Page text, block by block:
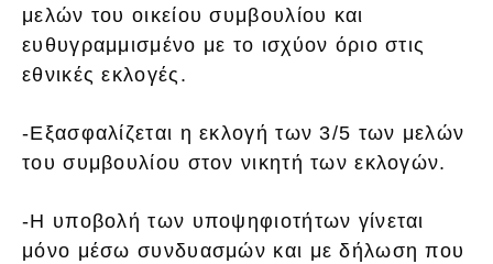
μελών του οικείου συμβουλίου και
ευθυγραμμισμένο με το ισχύον όριο στις
εθνικές εκλογές.
-Εξασφαλίζεται η εκλογή των 3/5 των μελών
του συμβουλίου στον νικητή των εκλογών.
-Η υποβολή των υποψηφιοτήτων γίνεται
μόνο μέσω συνδυασμών και με δήλωση που